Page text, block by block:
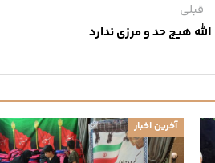
قبلی
هیچ حد و مرزی ندارد
آخرین اخبار